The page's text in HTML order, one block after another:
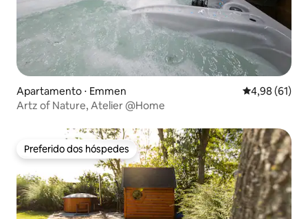
Apartamento ⋅ Emmen 4,98 de uma
4,98 (61)
Artz of Nature, Atelier @Home
Preferido dos hóspedes
Preferido dos hóspedes